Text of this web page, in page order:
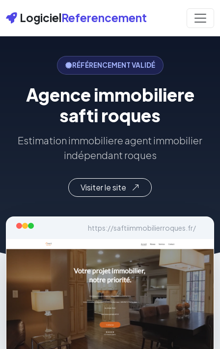
LogicielReferencement
RÉFÉRENCEMENT VALIDÉ
Agence immobiliere
safti roques
Estimation immobiliere agent immobilier
indépendant roques
Visiter le site
https://saftiimmobilierroques.fr/